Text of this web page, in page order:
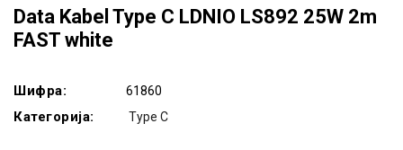
Data Kabel Type C LDNIO LS892 25W 2m
FAST white
Шифра: 61860
Категорија: Type C